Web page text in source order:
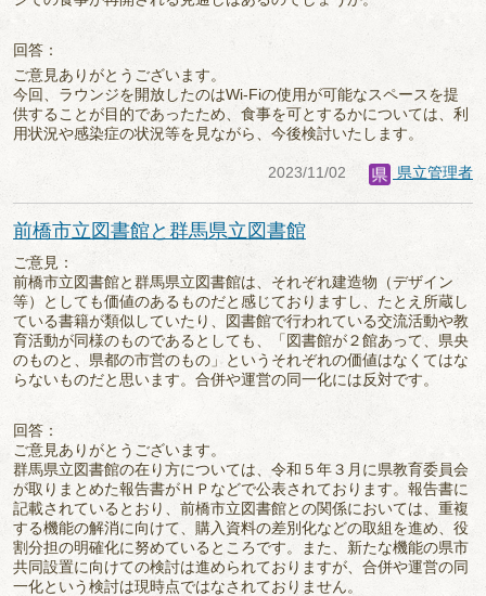
回答：
ご意見ありがとうございます。
今回、ラウンジを開放したのはWi-Fiの使用が可能なスペースを提
供することが目的であったため、食事を可とするかについては、利
用状況や感染症の状況等を見ながら、今後検討いたします。
2023/11/02 県立管理者
前橋市立図書館と群馬県立図書館
ご意見：
前橋市立図書館と群馬県立図書館は、それぞれ建造物（デザイン
等）としても価値のあるものだと感じておりますし、たとえ所蔵し
ている書籍が類似していたり、図書館で行われている交流活動や教
育活動が同様のものであるとしても、「図書館が２館あって、県央
のものと、県都の市営のもの」というそれぞれの価値はなくてはな
らないものだと思います。合併や運営の同一化には反対です。
回答：
ご意見ありがとうございます。
群馬県立図書館の在り方については、令和５年３月に県教育委員会
が取りまとめた報告書がＨＰなどで公表されております。報告書に
記載されているとおり、前橋市立図書館との関係においては、重複
する機能の解消に向けて、購入資料の差別化などの取組を進め、役
割分担の明確化に努めているところです。また、新たな機能の県市
共同設置に向けての検討は進められておりますが、合併や運営の同
一化という検討は現時点ではなされておりません。